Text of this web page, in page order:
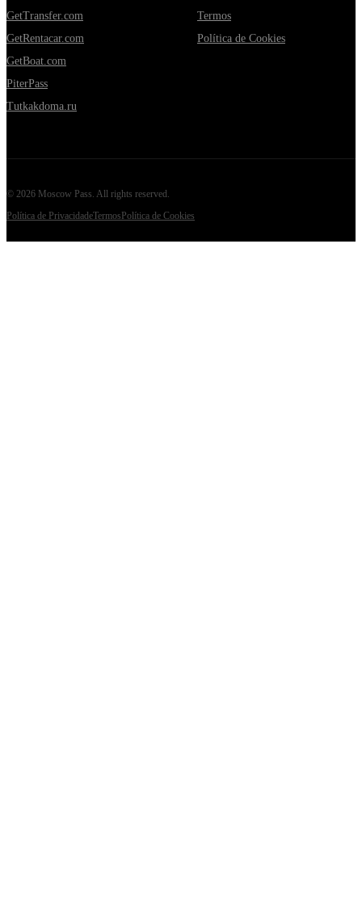
GetTransfer.com
GetRentacar.com
GetBoat.com
PiterPass
Tutkakdoma.ru
Termos
Política de Cookies
© 2026 Moscow Pass . All rights reserved.
Política de PrivacidadeTermosPolítica de Cookies